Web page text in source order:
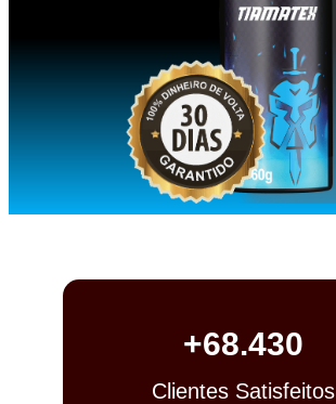
Clientes Satisfeitos
+68.430